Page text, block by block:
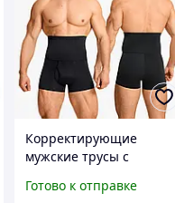
Корректирующие
мужские трусы с
TormBoxers, черные,
Готово к отправке